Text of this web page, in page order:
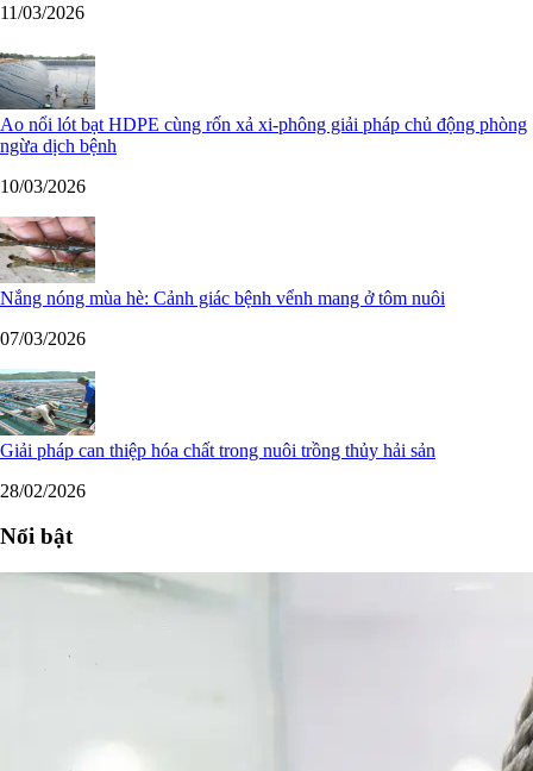
11/03/2026
Ao nổi lót bạt HDPE cùng rốn xả xi-phông giải pháp chủ động phòng
ngừa dịch bệnh
10/03/2026
Nắng nóng mùa hè: Cảnh giác bệnh vểnh mang ở tôm nuôi
07/03/2026
Giải pháp can thiệp hóa chất trong nuôi trồng thủy hải sản
28/02/2026
Nổi bật